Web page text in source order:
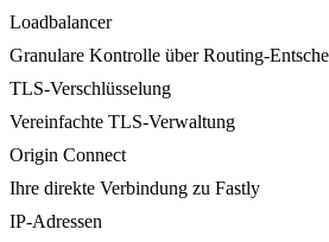
Loadbalancer
Granulare Kontrolle über Routing-
TLS-Verschlüsselung
Vereinfachte TLS-Verwaltung
Origin Connect
Ihre direkte Verbindung zu Fastly
IP-Adressen